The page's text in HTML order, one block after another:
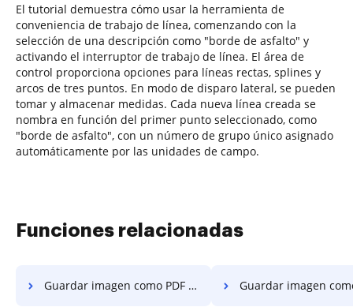
El tutorial demuestra cómo usar la herramienta de
conveniencia de trabajo de línea, comenzando con la
selección de una descripción como "borde de asfalto" y
activando el interruptor de trabajo de línea. El área de
control proporciona opciones para líneas rectas, splines y
arcos de tres puntos. En modo de disparo lateral, se pueden
tomar y almacenar medidas. Cada nueva línea creada se
nombra en función del primer punto seleccionado, como
"borde de asfalto", con un número de grupo único asignado
automáticamente por las unidades de campo.
Funciones relacionadas
Guardar imagen como PDF en Chromebook Guardar imagen como